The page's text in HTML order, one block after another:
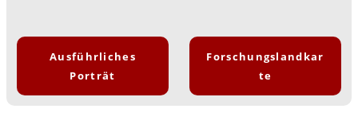
Ausführliches
Porträt
Forschungslandkar
te